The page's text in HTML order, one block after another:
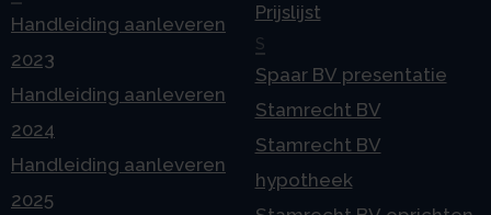
Handleiding aanleveren
2023
Handleiding aanleveren
2024
Handleiding aanleveren
2025
Prijslijst
S
Spaar BV presentatie
Stamrecht BV
Stamrecht BV
hypotheek